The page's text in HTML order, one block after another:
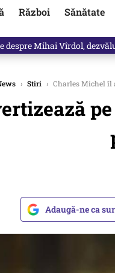
Război Sănătate
despre Mihai Vîrdol,
› Stiri › Charles Michel îl
Adaugă-ne ca